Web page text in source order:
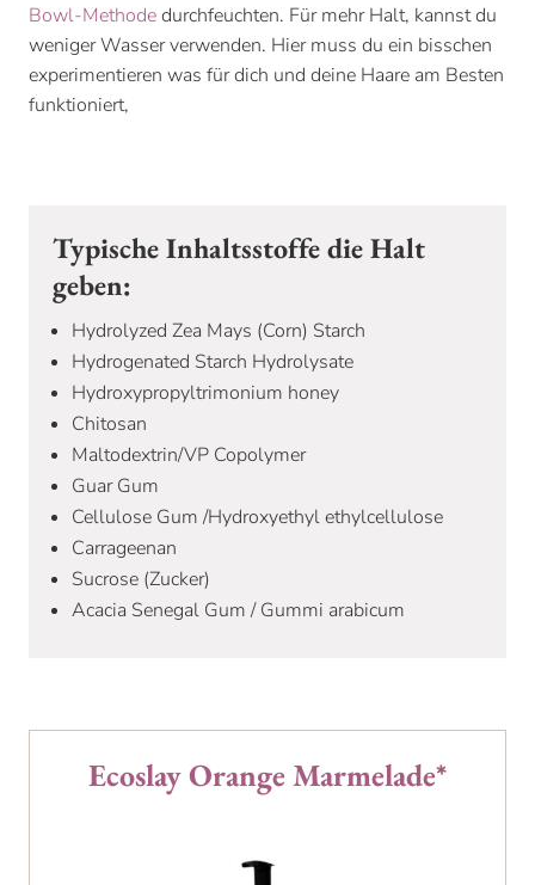
Bowl-Methodedurchfeuchten. Für mehr Halt, kannst du
weniger Wasser verwenden. Hier muss du ein bisschen
experimentieren was für dich und deine Haare am Besten
funktioniert,
Typische Inhaltsstoffe die Halt
geben:
Hydrolyzed Zea Mays (Corn) Starch
Hydrogenated Starch Hydrolysate
Hydroxypropyltrimonium honey
Chitosan
Maltodextrin/VP Copolymer
Guar Gum
Cellulose Gum /Hydroxyethyl ethylcellulose
Carrageenan
Sucrose (Zucker)
Acacia Senegal Gum / Gummi arabicum
Ecoslay Orange Marmelade*